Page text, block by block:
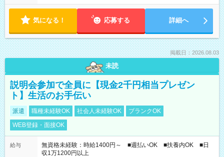
気になる！ 応募する 詳細へ
掲載日：2026.08.03
未読
説明会参加で全員に【現金2千円相当プレゼン
ト】生活のお手伝い
派遣 職種未経験OK 社会人未経験OK
ブランクOK
WEB登録・面接OK
給与
無資格未経験：時給1400円～ ■週払いOK ■扶養内OK ■日
収1万1200円以上